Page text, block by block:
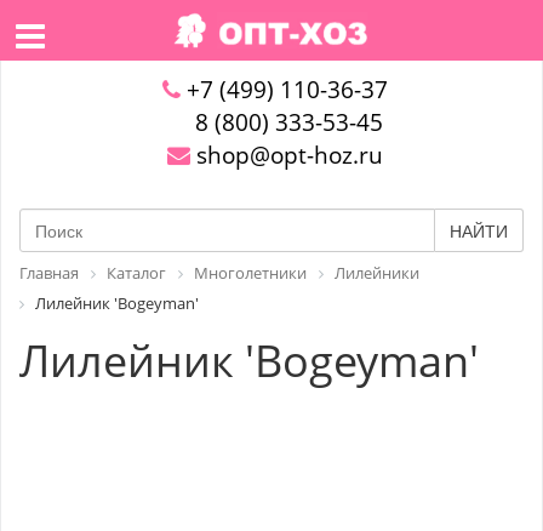
+7 (499) 110-36-37
8 (800) 333-53-45
shop@opt-hoz.ru
НАЙТИ
Главная Каталог Многолетники
Лилейники
Лилейник 'Bogeyman'
Лилейник 'Bogeyman'